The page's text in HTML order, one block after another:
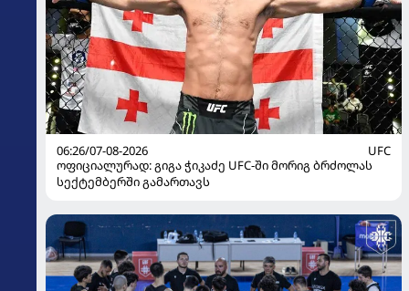
06:26/07-08-2026
UFC
ოფიციალურად: გიგა ჭიკაძე UFC-ში მორიგ ბრძოლას
სექტემბერში გამართავს